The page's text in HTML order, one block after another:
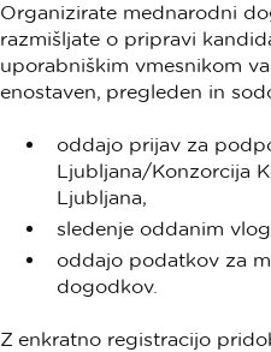
Organizirate mednarodni
razmišljate o pripravi
uporabniškim vmesnikom
enostaven, pregleden in
oddajo prijav za
Ljubljana/Konzorcija
Ljubljana,
sledenje oddanim
oddajo podatkov za
dogodkov.
Z enkratno registracijo